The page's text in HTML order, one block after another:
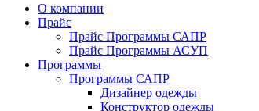
О компании
Прайс
Прайс Программы САПР
Прайс Программы АСУП
Программы
Программы САПР
Дизайнер одежды
Конструктор одежды